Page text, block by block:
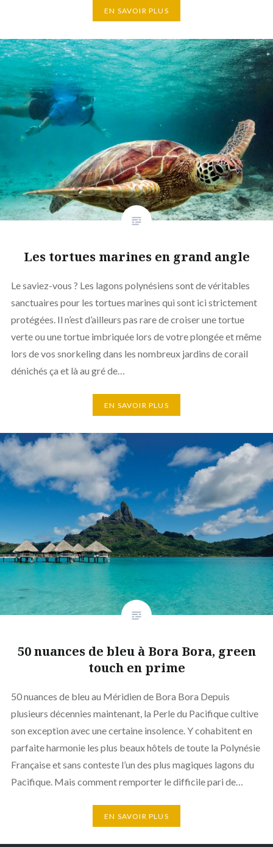
EN SAVOIR PLUS
Les tortues marines en grand angle
Le saviez-vous ? Les lagons polynésiens sont de véritables
sanctuaires pour les tortues marines qui sont ici strictement
protégées. Il n’est d’ailleurs pas rare de croiser une tortue
verte ou une tortue imbriquée lors de votre plongée et même
lors de vos snorkeling dans les nombreux jardins de corail
dénichés ça et là au gré de…
EN SAVOIR PLUS
50 nuances de bleu à Bora Bora, green
touch en prime
50 nuances de bleu au Méridien de Bora Bora Depuis
plusieurs décennies maintenant, la Perle du Pacifique cultive
son exception avec une certaine insolence. Y cohabitent en
parfaite harmonie les plus beaux hôtels de toute la Polynésie
Française et sans conteste l’un des plus magiques lagons du
Pacifique. Mais comment remporter le difficile pari de…
EN SAVOIR PLUS